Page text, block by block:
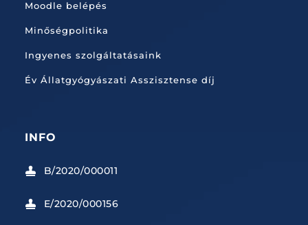
Moodle belépés
Minőségpolitika
Ingyenes szolgáltatásaink
Év Állatgyógyászati Asszisztense díj
INFO
 B/2020/000011
 E/2020/000156